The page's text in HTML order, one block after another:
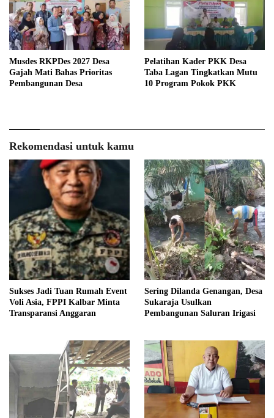
Musdes RKPDes 2027 Desa
Gajah Mati Bahas Prioritas
Pembangunan Desa
Pelatihan Kader PKK Desa
Taba Lagan Tingkatkan Mutu
10 Program Pokok PKK
Rekomendasi untuk kamu
Sukses Jadi Tuan Rumah Event
Voli Asia, FPPI Kalbar Minta
Transparansi Anggaran
Sering Dilanda Genangan, Desa
Sukaraja Usulkan
Pembangunan Saluran Irigasi